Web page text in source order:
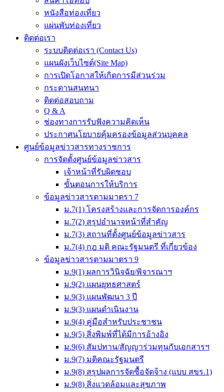
หนังสือท่องเที่ยว
แผ่นพับท่องเที่ยว
ติดต่อเรา
ระบบติดต่อเรา (Contact Us)
แผนผังเว็บไซต์(Site Map)
การเปิดโอกาสให้เกิดการมีส่วนร่วม
กระดานสนทนา
ติดต่อสอบถาม
Q & A
ช่องทางการรับฟังความคิดเห็น
ประกาศนโยบายคุ้มครองข้อมูลส่วนบุคคล
ศูนย์ข้อมูลข่าวสารทางราชการ
การจัดตั้งศูนย์ข้อมูลข่าวสาร
เจ้าหน้าที่รับผิดชอบ
ขั้นตอนการให้บริการ
ข้อมูลข่าวสารตามมาตรา 7
ม.7(1) โครงสร้างและการจัดการองค์กร
ม.7(2) สรุปอำนาจหน้าที่สำคัญ
ม.7(3) สถานที่ตั้งศูนย์ข้อมูลข่าวสาร
ม.7(4) กฎ มติ คณะรัฐมนตรี ที่เกี่ยวข้อง
ข้อมูลข่าวสารตามมาตรา 9
ม.9(1) ผลการวินิจฉัย/พิจารณาฯ
ม.9(2) แผนยุทธศาสตร์
ม.9(3) แผนพัฒนา 3 ปี
ม.9(3) แผนดำเนินงาน
ม.9(4) คู่มือสำหรับประชาชน
ม.9(5) สิ่งพิมพ์ที่ได้มีการอ้างอิง
ม.9(6) สัมปทาน/สัญญาร่วมทุนกับเอกสารฯ
ม.9(7) มติคณะรัฐมนตรี
ม.9(8) สรุปผลการจัดซื้อจัดจ้าง (แบบ สขร.1)
ม.9(8) สิ่งแวดล้อมและสุขภาพ